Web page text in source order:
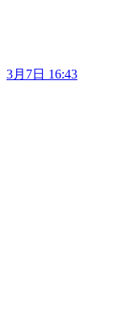
3月7日 16:43